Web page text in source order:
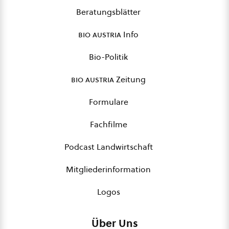
Beratungsblätter
bio austria Info
Bio-Politik
bio austriaZeitung
Formulare
Fachfilme
Podcast Landwirtschaft
Mitgliederinformation
Logos
Über Uns